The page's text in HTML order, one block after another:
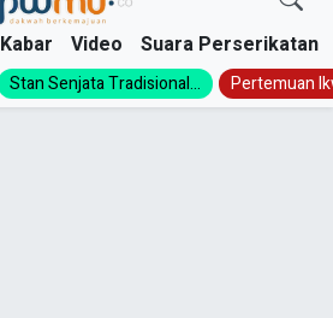
Kabar Video Suara Perserikatan
Stan Senjata Tradisional... Pertemuan